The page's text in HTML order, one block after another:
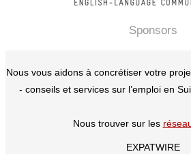
Sponsors
Nous vous aidons à concrétiser votre
- conseils et services sur l’emploi en
Nous trouver sur les
EXPATWIRE